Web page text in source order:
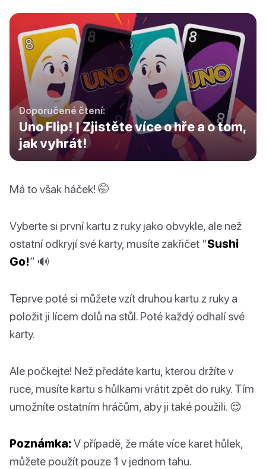
Doporučené čtení:
Uno Flip! | Zjistěte více o hře a o tom,
jak vyhrát!
Má to však háček! 🤭
Vyberte si první kartu z ruky jako obvykle, ale než
ostatní odkryjí své karty, musíte zakřičet “Sushi
Go!” 🔊
Teprve poté si můžete vzít druhou kartu z ruky a
položit ji lícem dolů na stůl. Poté každý odhalí své
karty.
Ale počkejte! Než předáte kartu, kterou držíte v
ruce, musíte kartu s hůlkami vrátit zpět do ruky. Tím
umožníte ostatním hráčům, aby ji také použili. 😌
Poznámka: V případě, že máte více karet hůlek,
můžete použít pouze 1 v jednom tahu.